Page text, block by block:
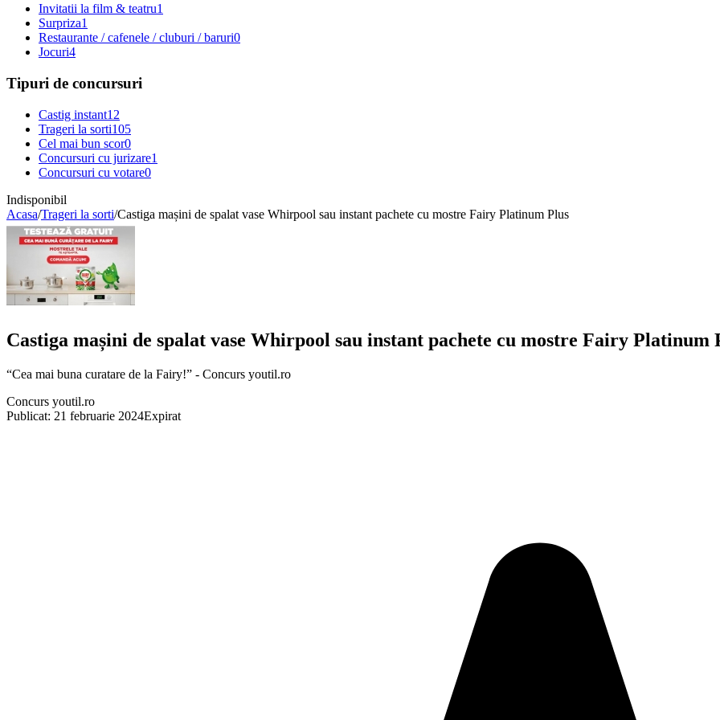
Invitatii la film & teatru1
Surpriza1
Restaurante / cafenele / cluburi / baruri0
Jocuri4
Tipuri de concursuri
Castig instant12
Trageri la sorti105
Cel mai bun scor0
Concursuri cu jurizare1
Concursuri cu votare0
Indisponibil
Acasa/Trageri la sorti/Castiga mașini de spalat vase Whirpool sau instant pachete cu mostre Fairy Platinum Plus
Castiga mașini de spalat vase Whirpool sau instant pachete cu mostre Fairy Platinum
“Cea mai buna curatare de la Fairy!” - Concurs youtil.ro
Concurs youtil.ro
Publicat: 21 februarie 2024Expirat